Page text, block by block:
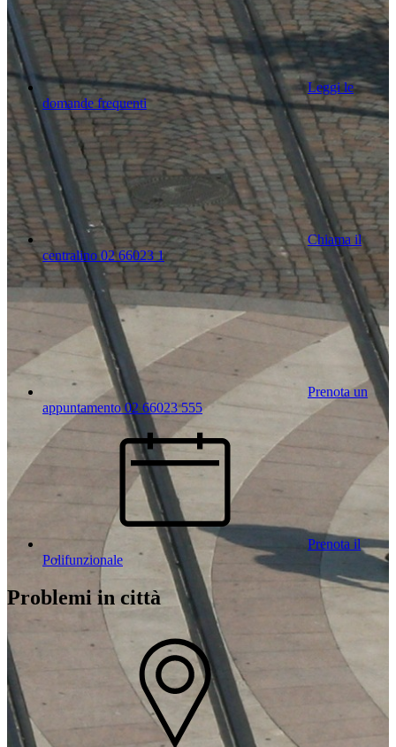
Leggi le
domande frequenti
Chiama il
centralino 02 66023 1
Prenota un
appuntamento 02 66023 555
Prenota il
Polifunzionale
Problemi in città